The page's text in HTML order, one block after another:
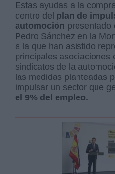
Estas ayudas a la
dentro del plan de
automoción presentado
Pedro Sánchez en la
a la que han asistido
principales asociaciones
sindicatos de la
las medidas planteadas
impulsar un sector que
el 9% del empleo.